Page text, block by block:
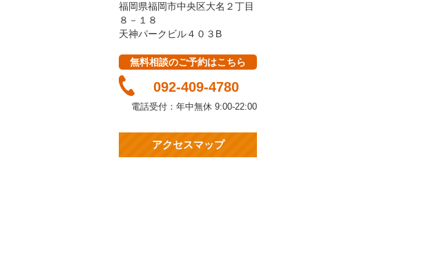
福岡県福岡市中央区大名２丁目
８－１８
天神パークビル４０３B
無料相談のご予約はこちら
092-409-4780
電話受付：年中無休 9:00-22:00
アクセスマップ